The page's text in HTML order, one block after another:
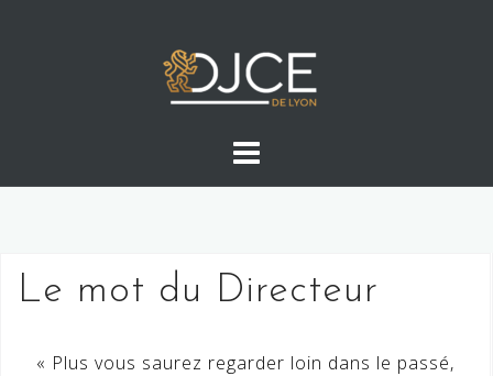
Le mot du Directeur
« Plus vous saurez regarder loin dans le passé,